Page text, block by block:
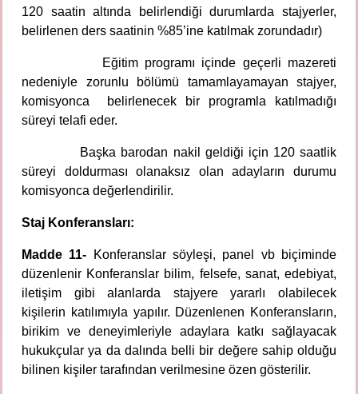
120 saatin altında belirlendiği durumlarda stajyerler,
belirlenen ders saatinin %85’ine katılmak zorundadır)
Eğitim programı içinde geçerli mazereti
nedeniyle zorunlu bölümü tamamlayamayan stajyer,
komisyonca belirlenecek bir programla katılmadığı
süreyi telafi eder.
Başka barodan nakil geldiği için 120 saatlik
süreyi doldurması olanaksız olan adayların durumu
komisyonca değerlendirilir.
Staj Konferansları:
Madde 11- Konferanslar söyleşi, panel vb biçiminde
düzenlenir Konferanslar bilim, felsefe, sanat, edebiyat,
iletişim gibi alanlarda stajyere yararlı olabilecek
kişilerin katılımıyla yapılır. Düzenlenen Konferansların,
birikim ve deneyimleriyle adaylara katkı sağlayacak
hukukçular ya da dalında belli bir değere sahip olduğu
bilinen kişiler tarafından verilmesine özen gösterilir.